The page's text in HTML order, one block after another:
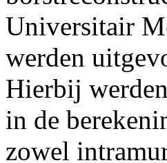
Universitair
werden
Hierbij
in de
zowel